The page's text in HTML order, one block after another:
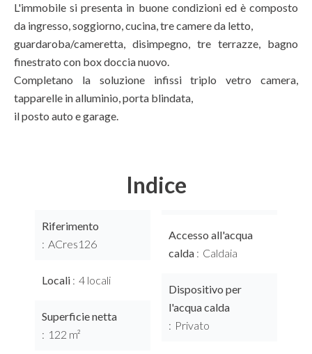
L'immobile si presenta in buone condizioni ed è composto
da ingresso, soggiorno, cucina, tre camere da letto,
guardaroba/cameretta, disimpegno, tre terrazze, bagno
finestrato con box doccia nuovo.
Completano la soluzione infissi triplo vetro camera,
tapparelle in alluminio, porta blindata,
il posto auto e garage.
Indice
Riferimento
ACres126
Locali 4 locali
Superficie netta
122 m²
Accesso all'acqua
calda
Caldaia
Dispositivo per
l'acqua calda
Privato